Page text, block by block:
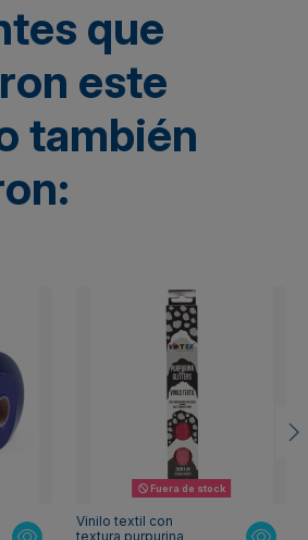
que
este
también
Fuera de stock
Vinilo textil con
textura purpurina